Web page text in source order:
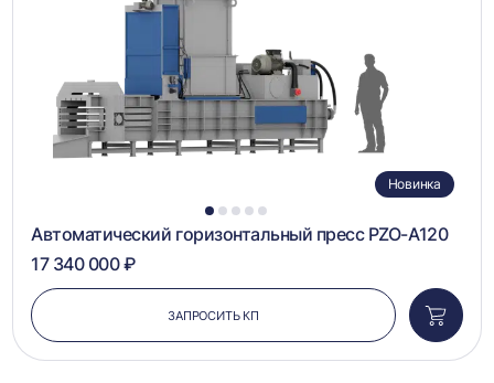
1 2 3 4 5
Новинка
Автоматический горизонтальный пресс PZO-A120
17 340 000 ₽
ЗАПРОСИТЬ КП
в